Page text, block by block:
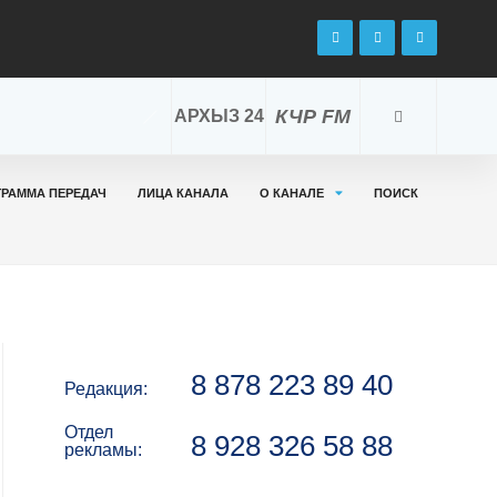
КЧР FM
АРХЫЗ 24
ПЕРЕДАЧ ЛИЦА КАНАЛА О КАНАЛЕ
ПОИСК
Редакция: 8 878 223 89 40
Отдел
рекламы:
8 928 326 58 88